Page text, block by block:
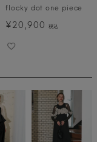
flocky dot one piece
¥20,900 税込